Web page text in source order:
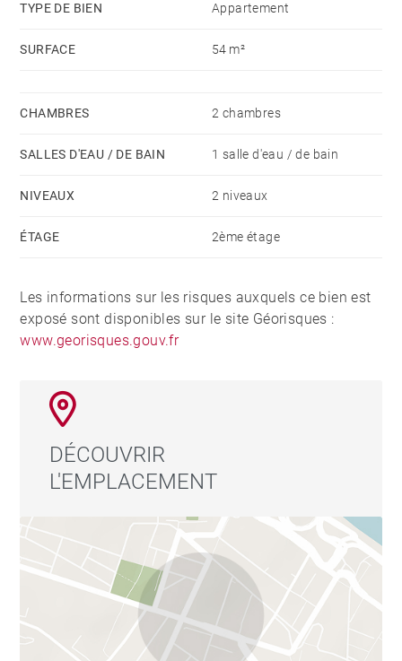
TYPE DE BIEN Appartement
SURFACE 54 m²
CHAMBRES 2 chambres
SALLES D'EAU / DE BAIN 1 salle d'eau / de bain
NIVEAUX 2 niveaux
ÉTAGE 2ème étage
Les informations sur les risques auxquels ce bien est
exposé sont disponibles sur le site Géorisques :
www.georisques.gouv.fr
DÉCOUVRIR
L'EMPLACEMENT